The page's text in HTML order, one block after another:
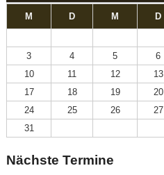
M D M D
3
4 5 6
10
11 12 13
17
18 19 20
24
25 26 27
31
Nächste Termine